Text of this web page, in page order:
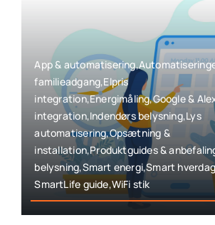
App &
familieadgang,Elpris
integration,Energimåling,Google &
integration,Indendørs belysning,Lys
automatisering,Opsætning &
installation,Produktguides &
belysning,Smart energi,Smart
SmartLife guide,WiFi stik